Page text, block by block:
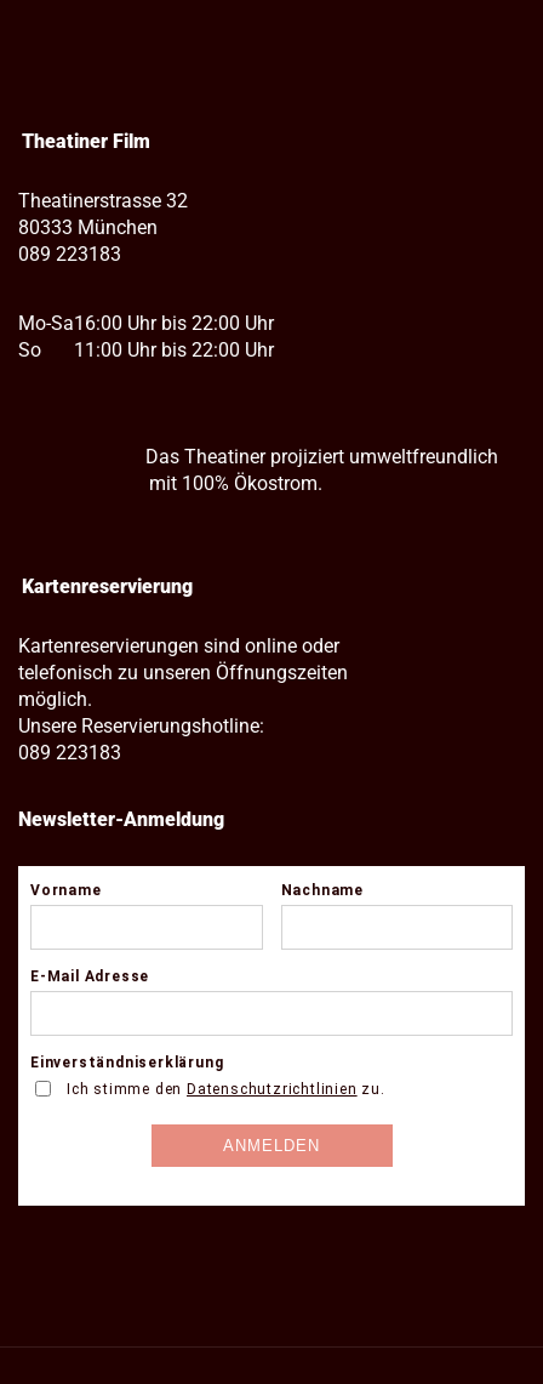
Theatiner Film
Theatinerstrasse 32
80333 München
089 223183
Mo-Sa
So
16:00 Uhr bis 22:00 Uhr
11:00 Uhr bis 22:00 Uhr
Das Theatiner projiziert umweltfreundlich
mit 100% Ökostrom.
Kartenreservierung
Kartenreservierungen sind online oder
telefonisch zu unseren Öffnungszeiten
möglich.
Unsere Reservierungshotline:
089 223183
Newsletter-Anmeldung